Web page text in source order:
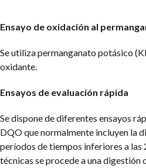
Buscador de Legislación
Matriz Premium
Matriz Profesional
Ensayo de oxidación al
Se utiliza permanganato potásico
oxidante.
Ensayos de evaluación rápida
Se dispone de diferentes ensayos
DQO que normalmente incluyen la
períodos de tiempos inferiores a las
técnicas se procede a una digestión